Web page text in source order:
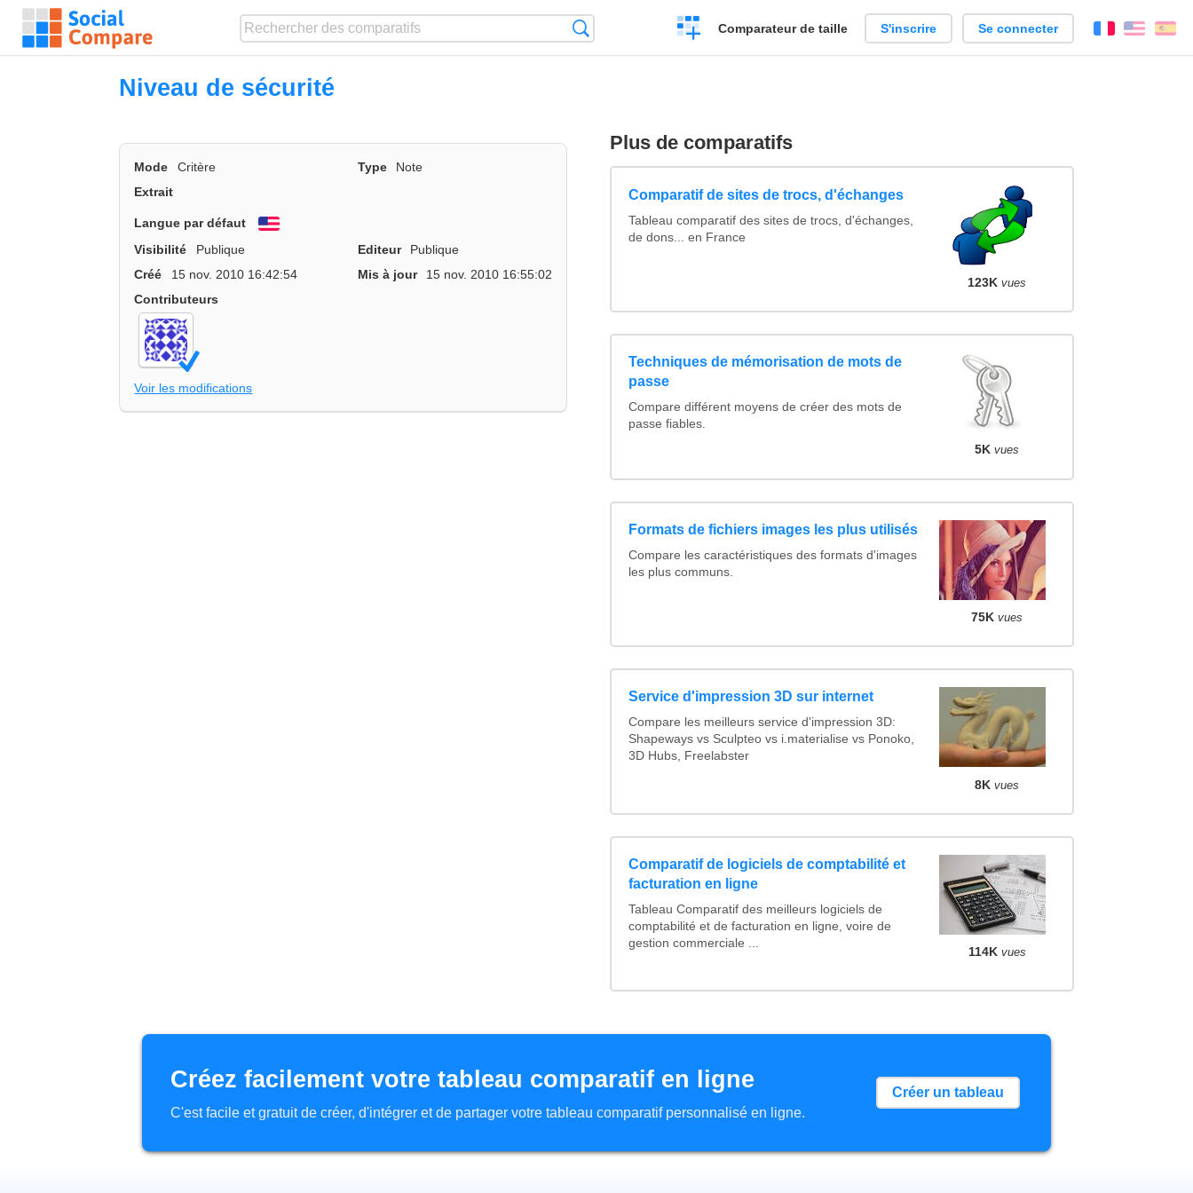
Créer
un
Comparateur de taille S'inscrire Se connecter FrançaisEnglish
Niveau de sécurité
Mode Critère Type
Note
Extrait
Langue par défaut
Visibilité
Publique Editeur
Publique
Créé
15 nov. 2010 16:42:54 Mis à jour
15 nov. 2010 16:55:02
Contributeurs
Voir les modifications
Plus de comparatifs
Comparatif de sites de trocs, d'échanges
Tableau comparatif des sites de trocs, d'échanges,
de dons... en France
123K vues
Techniques de mémorisation de mots de
passe
Compare différent moyens de créer des mots de
passe fiables.
5K vues
Formats de fichiers images les plus utilisés
Compare les caractéristiques des formats d'images
les plus communs.
75K vues
Service d'impression 3D sur internet
Compare les meilleurs service d'impression 3D:
Shapeways vs Sculpteo vs i.materialise vs Ponoko,
3D Hubs, Freelabster
8K vues
Comparatif de logiciels de comptabilité et
facturation en ligne
Tableau Comparatif des meilleurs logiciels de
comptabilité et de facturation en ligne, voire de
gestion commerciale ...
114K vues
Créez facilement votre tableau comparatif en ligne
C'est facile et gratuit de créer, d'intégrer et de partager votre tableau comparatif personnalisé en ligne.
Créer un tableau